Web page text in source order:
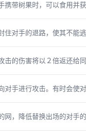
携带树果时，可以食用并获
住对手的退路，使其不能逃
击的伤害将以２倍返还给同
对手进行攻击。有时会使对
网，降低替换出场的对手的